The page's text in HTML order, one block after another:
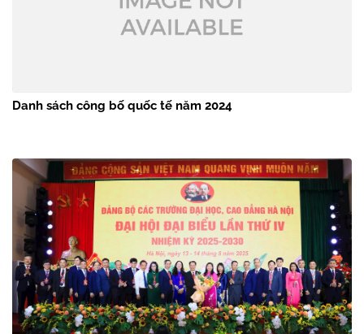
Danh sách công bố quốc tế năm 2024